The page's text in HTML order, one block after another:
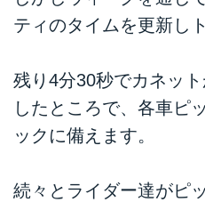
ティのタイムを更新し
残り4分30秒でカネッ
したところで、各車ピ
ックに備えます。
続々とライダー達がピ